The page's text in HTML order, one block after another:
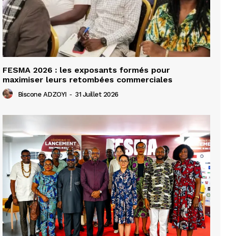
FESMA 2026 : les exposants formés pour
maximiser leurs retombées commerciales
Biscone ADZOYI - 31 Juillet 2026